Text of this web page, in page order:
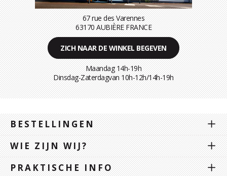
67 rue des Varennes
63170 AUBIÈRE FRANCE
ZICH NAAR DE WINKEL BEGEVEN
Maandag 14h-19h
Dinsdag-Zaterdagvan 10h-12h/14h-19h
BESTELLINGEN
WIE ZIJN WIJ?
PRAKTISCHE INFO